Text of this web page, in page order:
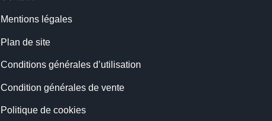
Mentions légales
Plan de site
Conditions générales d’utilisation
Condition générales de vente
Politique de cookies